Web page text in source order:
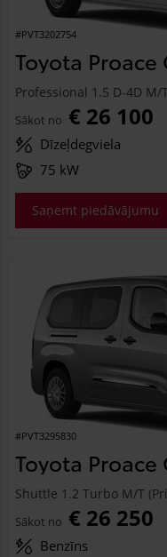
#PVT3202754
Toyota Proace
Professional 1.5 D-4D M/
Sākot no € 26 100
Dīzeļdegviela
75 kW
Saņemt piedāvājumu
#PVT3295830
Toyota Proace
Shuttle 1.2 Turbo M/T
Sākot no € 26 250
Benzīns